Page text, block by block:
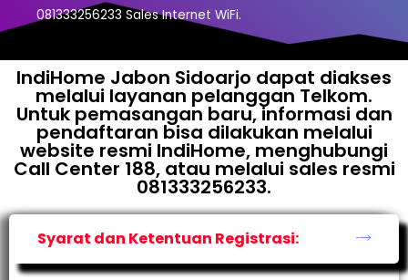
081333256233 Sales Internet WiFi.
IndiHome Jabon Sidoarjo dapat diakses
melalui layanan pelanggan Telkom.
Untuk pemasangan baru, informasi dan
pendaftaran bisa dilakukan melalui
website resmi IndiHome, menghubungi
Call Center 188, atau melalui sales resmi
081333256233.
Syarat dan Ketentuan Registrasi: